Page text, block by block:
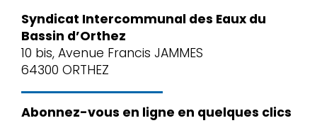
Syndicat Intercommunal des Eaux du
Bassin d’Orthez
10 bis, Avenue Francis JAMMES
64300 ORTHEZ
Abonnez-vous en ligne en quelques clics